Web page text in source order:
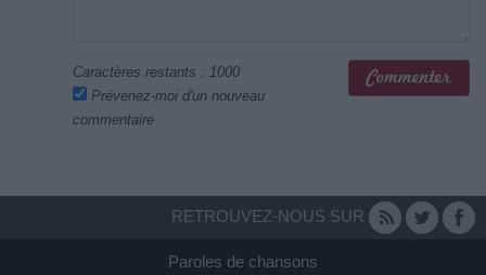
Caractères restants : 1000
Prévenez-moi d'un nouveau
commentaire
RETROUVEZ-NOUS SUR
Paroles de chansons